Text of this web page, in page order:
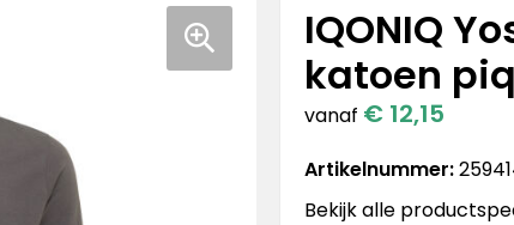
IQONIQ
katoen
vanaf € 12,15
Artikelnummer:
Bekijk alle